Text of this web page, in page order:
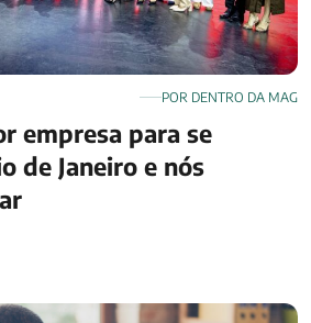
POR DENTRO DA MAG
empresa para se
de Janeiro e nós
de Renda? Veja passo a passo,